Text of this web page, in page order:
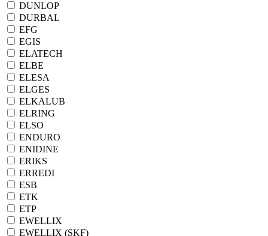
DUNLOP
DURBAL
EFG
EGIS
ELATECH
ELBE
ELESA
ELGES
ELKALUB
ELRING
ELSO
ENDURO
ENIDINE
ERIKS
ERREDI
ESB
ETK
ETP
EWELLIX
EWELLIX (SKF)